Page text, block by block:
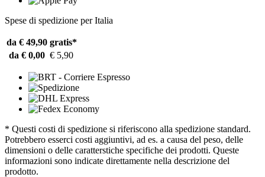
Spese di spedizione per Italia
da € 49,90 gratis*
da € 0,00 € 5,90
* Questi costi di spedizione si riferiscono alla spedizione standard.
Potrebbero esserci costi aggiuntivi, ad es. a causa del peso, delle
dimensioni o delle caratterstiche specifiche dei prodotti. Queste
informazioni sono indicate direttamente nella descrizione del
prodotto.